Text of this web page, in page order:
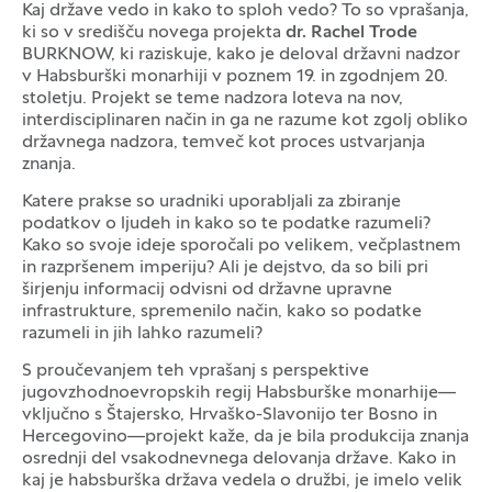
Kaj države vedo in kako to sploh vedo? To so vprašanja,
ki so v središču novega projekta dr. Rachel Trode
BURKNOW, ki raziskuje, kako je deloval državni nadzor
v Habsburški monarhiji v poznem 19. in zgodnjem 20.
stoletju. Projekt se teme nadzora loteva na nov,
interdisciplinaren način in ga ne razume kot zgolj obliko
državnega nadzora, temveč kot proces ustvarjanja
znanja.
Katere prakse so uradniki uporabljali za zbiranje
podatkov o ljudeh in kako so te podatke razumeli?
Kako so svoje ideje sporočali po velikem, večplastnem
in razpršenem imperiju? Ali je dejstvo, da so bili pri
širjenju informacij odvisni od državne upravne
infrastrukture, spremenilo način, kako so podatke
razumeli in jih lahko razumeli?
S proučevanjem teh vprašanj s perspektive
jugovzhodnoevropskih regij Habsburške monarhije—
vključno s Štajersko, Hrvaško-Slavonijo ter Bosno in
Hercegovino—projekt kaže, da je bila produkcija znanja
osrednji del vsakodnevnega delovanja države. Kako in
kaj je habsburška država vedela o družbi, je imelo velik